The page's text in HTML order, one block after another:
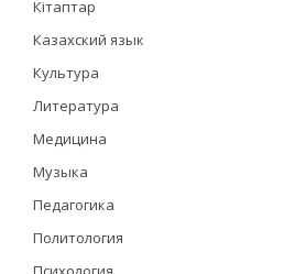
Кітаптар
Казахский язык
Культура
Литература
Медицина
Музыка
Педагогика
Политология